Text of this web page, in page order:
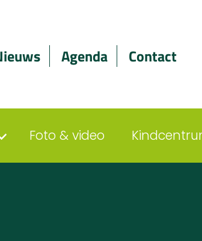
Agenda Contact
Foto & video